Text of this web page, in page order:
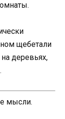
щебетали
деревьях,
мысли.